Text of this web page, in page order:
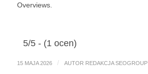
Overviews.
5/5 - (1 ocen)
15 MAJA 2026 / AUTOR REDAKCJA SEOGROUP